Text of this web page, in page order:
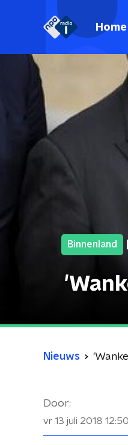
Home
Binnenland
Nieuws
Door:
vr 13 juli 2018 12:50